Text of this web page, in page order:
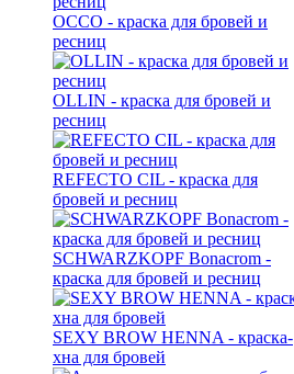
OCCO - краска для бровей и
ресниц
OLLIN - краска для бровей и
ресниц
REFECTO CIL - краска для
бровей и ресниц
SCHWARZKOPF Bonacrom -
краска для бровей и ресниц
SEXY BROW HENNA - краска-
хна для бровей